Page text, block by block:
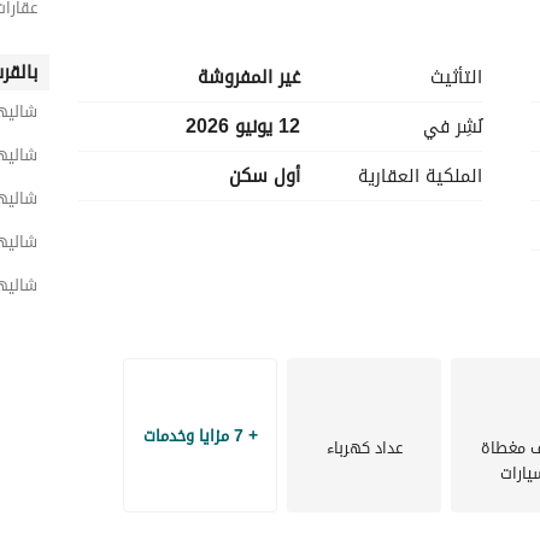
التأثيث
غير المفروشة
نُشِر في
12 يونيو 2026
الملكية العقارية
أول سكن
مغطاة عداد كهرباء + 7 مزايا وخدمات